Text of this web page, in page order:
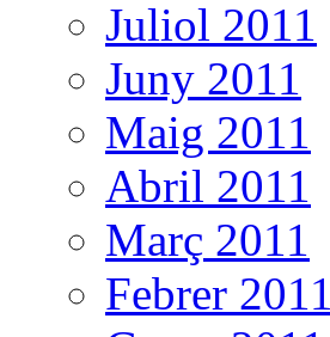
Juliol 2011
Juny 2011
Maig 2011
Abril 2011
Març 2011
Febrer 2011